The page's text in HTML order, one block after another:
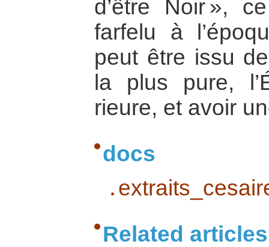
d’être Noir »,
farfelu à
peut être issu
la plus pure,
rieure, et avoir
docs
Related articles